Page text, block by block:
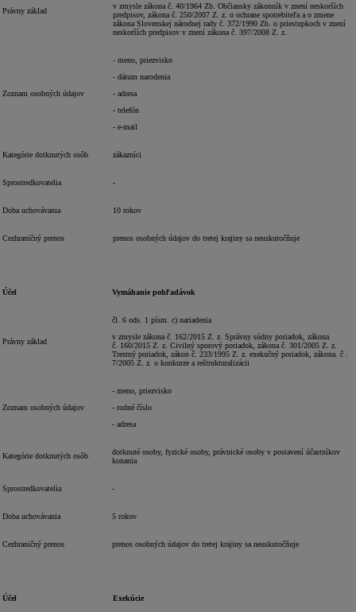
Právny základ
v zmysle zákona č. 40/1964 Zb. Občiansky zákonník v znení neskorších
predpisov, zákona č. 250/2007 Z. z. o ochrane spotrebiteľa a o zmene
zákona Slovenskej národnej rady č. 372/1990 Zb. o priestupkoch v znení
neskorších predpisov v znení zákona č. 397/2008 Z. z.
Zoznam osobných údajov
- meno, priezvisko
- dátum narodenia
- adresa
- telefón
- e-mail
Kategórie dotknutých osôb zákazníci
Sprostredkovatelia -
Doba uchovávania 10 rokov
Cezhraničný prenos prenos osobných údajov do tretej krajiny sa neuskutočňuje
Účel Vymáhanie pohľadávok
Právny základ
čl. 6 ods. 1 písm. c) nariadenia
v zmysle zákona č. 162/2015 Z. z. Správny súdny poriadok, zákona
č. 160/2015 Z. z. Civilný sporový poriadok, zákona č. 301/2005 Z. z.
Trestný poriadok, zákon č. 233/1995 Z. z. exekučný poriadok, zákona. č .
7/2005 Z. z. o konkurze a reštrukturalizácii
Zoznam osobných údajov
- meno, priezvisko
- rodné číslo
- adresa
Kategórie dotknutých osôb
dotknuté osoby, fyzické osoby, právnické osoby v postavení účastníkov
konania
Sprostredkovatelia -
Doba uchovávania 5 rokov
Cezhraničný prenos prenos osobných údajov do tretej krajiny sa neuskutočňuje
Účel Exekúcie